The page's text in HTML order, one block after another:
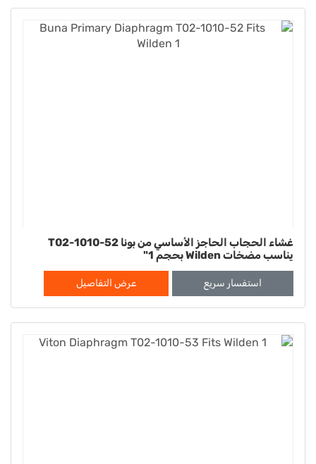
غشاء الحجاب الحاجز الأساسي من بونا T02-1010-52
يناسب مضخات Wilden بحجم 1"
استفسار سريع عرض التفاصيل